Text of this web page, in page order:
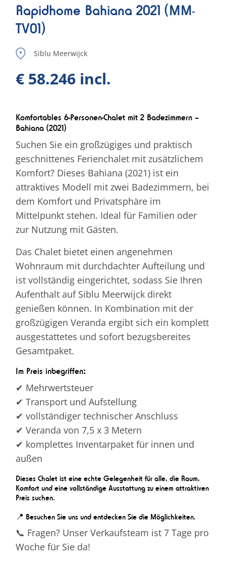
Rapidhome Bahiana 2021 (MM-
TV01)
Siblu Meerwijck
€ 58.246 incl.
Komfortables 6-Personen-Chalet mit 2 Badezimmern –
Bahiana (2021)
Suchen Sie ein großzügiges und praktisch
geschnittenes Ferienchalet mit zusätzlichem
Komfort? Dieses Bahiana (2021) ist ein
attraktives Modell mit zwei Badezimmern, bei
dem Komfort und Privatsphäre im
Mittelpunkt stehen. Ideal für Familien oder
zur Nutzung mit Gästen.
Das Chalet bietet einen angenehmen
Wohnraum mit durchdachter Aufteilung und
ist vollständig eingerichtet, sodass Sie Ihren
Aufenthalt auf Siblu Meerwijck direkt
genießen können. In Kombination mit der
großzügigen Veranda ergibt sich ein komplett
ausgestattetes und sofort bezugsbereites
Gesamtpaket.
Im Preis inbegriffen:
✔ Mehrwertsteuer
✔ Transport und Aufstellung
✔ vollständiger technischer Anschluss
✔ Veranda von 7,5 x 3 Metern
✔ komplettes Inventarpaket für innen und
außen
Dieses Chalet ist eine echte Gelegenheit für alle, die Raum,
Komfort und eine vollständige Ausstattung zu einem attraktiven
Preis suchen.
📍 Besuchen Sie uns und entdecken Sie die Möglichkeiten.
📞 Fragen? Unser Verkaufsteam ist 7 Tage pro
Woche für Sie da!